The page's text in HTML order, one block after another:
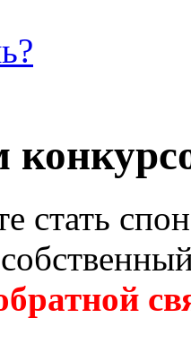
стать